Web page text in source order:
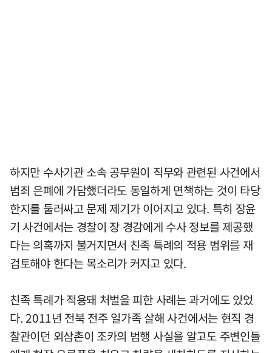
하지만 수사기관 소속 공무원이 직무와 관련된 사건에서
범죄 은폐에 가담했더라도 동일하게 면책하는 것이 타당
한지를 둘러싸고 문제 제기가 이어지고 있다. 특히 장윤
기 사건에서는 경찰이 장 경감에게 수사 정보를 제공했
다는 의혹까지 불거지면서 친족 특례의 적용 범위를 재
검토해야 한다는 목소리가 커지고 있다.
친족 특례가 적용돼 처벌을 피한 사례는 과거에도 있었
다. 2011년 전북 전주 일가족 살해 사건에서는 현직 경
찰관이던 외삼촌이 조카의 범행 사실을 알고도 주변인들